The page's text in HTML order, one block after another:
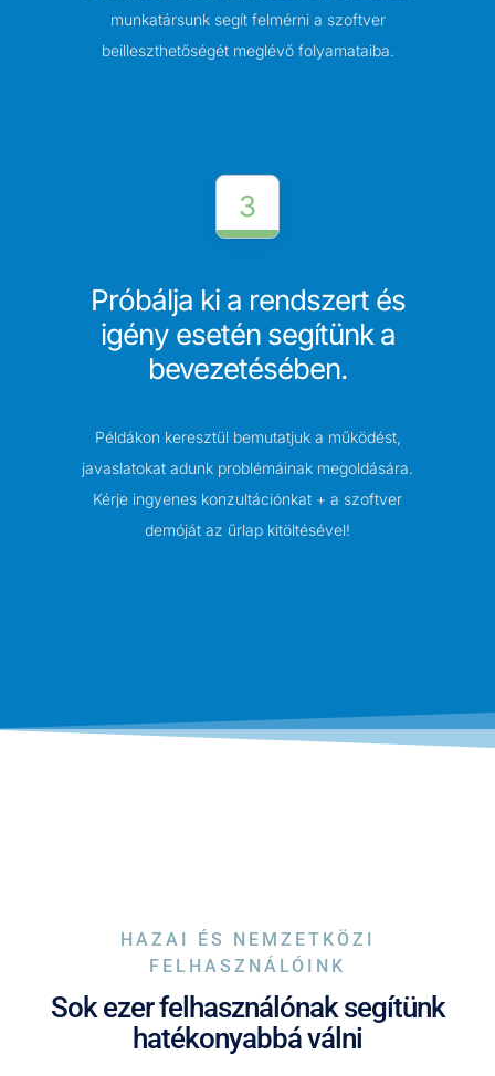
munkatársunk segít felmérni a szoftver
beilleszthetőségét meglévő folyamataiba.
3
Próbálja ki a rendszert és
igény esetén segítünk a
bevezetésében.
Példákon keresztül bemutatjuk a működést,
javaslatokat adunk problémáinak megoldására.
Kérje ingyenes konzultációnkat + a szoftver
demóját az űrlap kitöltésével!
HAZAI ÉS NEMZETKÖZI
FELHASZNÁLÓINK
Sok ezer felhasználónak segítünk
hatékonyabbá válni